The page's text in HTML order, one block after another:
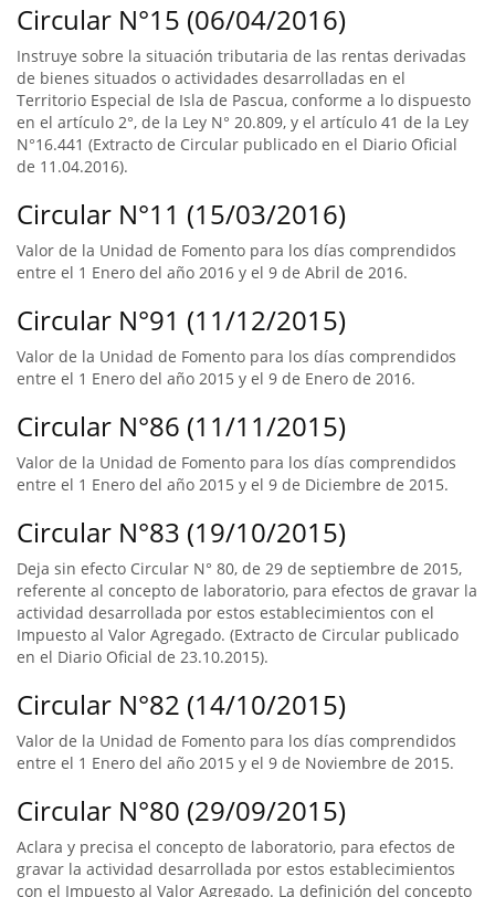
Circular N°15 (06/04/2016)
Instruye sobre la situación tributaria de las rentas derivadas
de bienes situados o actividades desarrolladas en el
Territorio Especial de Isla de Pascua, conforme a lo dispuesto
en el artículo 2°, de la Ley N° 20.809, y el artículo 41 de la Ley
N°16.441 (Extracto de Circular publicado en el Diario Oficial
de 11.04.2016).
Circular N°11 (15/03/2016)
Valor de la Unidad de Fomento para los días comprendidos
entre el 1 Enero del año 2016 y el 9 de Abril de 2016.
Circular N°91 (11/12/2015)
Valor de la Unidad de Fomento para los días comprendidos
entre el 1 Enero del año 2015 y el 9 de Enero de 2016.
Circular N°86 (11/11/2015)
Valor de la Unidad de Fomento para los días comprendidos
entre el 1 Enero del año 2015 y el 9 de Diciembre de 2015.
Circular N°83 (19/10/2015)
Deja sin efecto Circular N° 80, de 29 de septiembre de 2015,
referente al concepto de laboratorio, para efectos de gravar la
actividad desarrollada por estos establecimientos con el
Impuesto al Valor Agregado. (Extracto de Circular publicado
en el Diario Oficial de 23.10.2015).
Circular N°82 (14/10/2015)
Valor de la Unidad de Fomento para los días comprendidos
entre el 1 Enero del año 2015 y el 9 de Noviembre de 2015.
Circular N°80 (29/09/2015)
Aclara y precisa el concepto de laboratorio, para efectos de
gravar la actividad desarrollada por estos establecimientos
con el Impuesto al Valor Agregado. La definición del concepto